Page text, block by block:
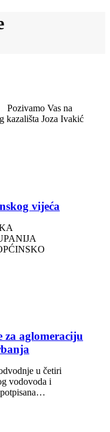
Pozivamo Vas na
kazališta Joza Ivakić
vijeća
ŽUPANIJA
za aglomeraciju
u četiri
vodovoda i